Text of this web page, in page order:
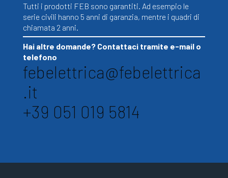
Tutti i prodotti FEB sono garantiti. Ad esempio le
serie civili hanno 5 anni di garanzia, mentre i quadri di
chiamata 2 anni.
Hai altre domande? Contattaci tramite e-mail o
telefono
febelettrica@febelettrica
.it
+39 051 019 5814